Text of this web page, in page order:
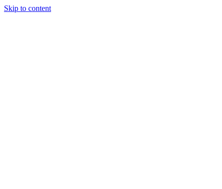
Skip to content